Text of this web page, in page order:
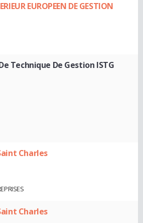
EUROPEEN DE GESTION
Technique De Gestion ISTG
Charles
Charles